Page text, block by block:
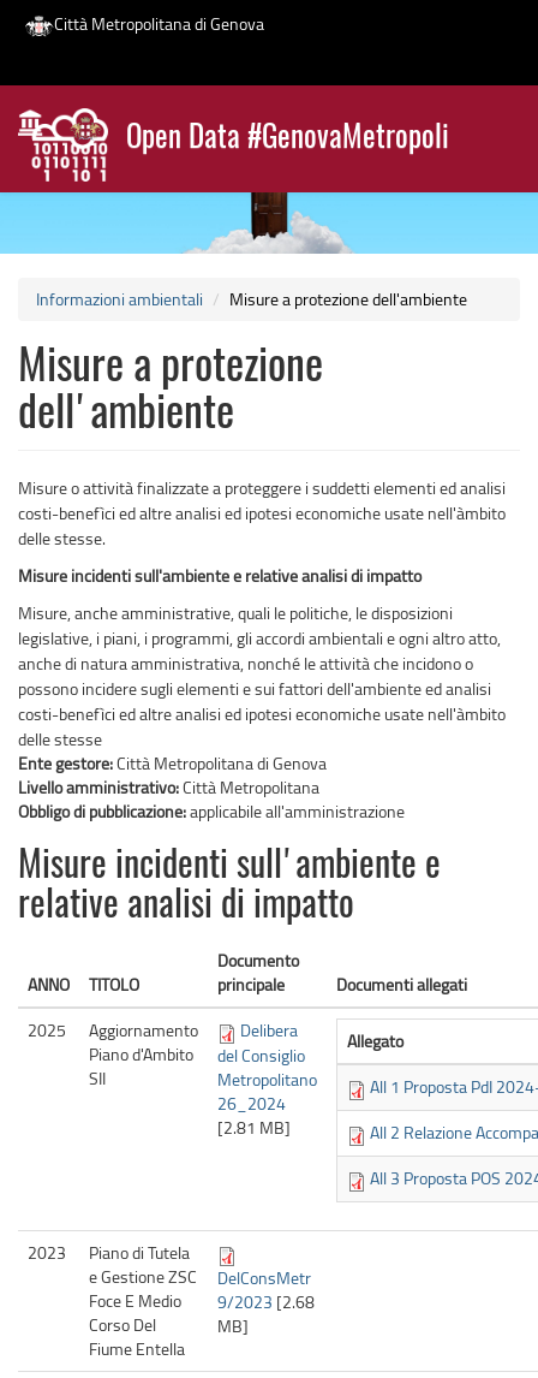
Salta
contenuto
principale
Città Metropolitana di Genova
Open Data #GenovaMetropoli
News
Informazioni ambientali Misure a protezione dell'ambiente
Misure a protezione
dell'ambiente
Misure o attività finalizzate a proteggere i suddetti elementi ed analisi
costi-benefìci ed altre analisi ed ipotesi economiche usate nell'àmbito
delle stesse.
Misure incidenti sull'ambiente e relative analisi di impatto
Misure, anche amministrative, quali le politiche, le disposizioni
legislative, i piani, i programmi, gli accordi ambientali e ogni altro atto,
anche di natura amministrativa, nonché le attività che incidono o
possono incidere sugli elementi e sui fattori dell'ambiente ed analisi
costi-benefìci ed altre analisi ed ipotesi economiche usate nell'àmbito
delle stesse
Ente gestore:Città Metropolitana di Genova
Livello amministrativo:Città Metropolitana
Obbligo di pubblicazione:applicabile all'amministrazione
Misure incidenti sull'ambiente e
relative analisi di impatto
ANNO TITOLO
Documento
principale
Documenti allegati
2025
Aggiornamento
Piano d'Ambito
SII
Delibera
del Consiglio
Metropolitano
26_2024
[2.81 MB]
Allegato
All 1 Proposta PdI
All 2 Relazione
All 3 Proposta POS
2023
Piano di Tutela
e Gestione ZSC
Foce E Medio
Corso Del
Fiume Entella
DelConsMetr
9/2023 [2.68
MB]